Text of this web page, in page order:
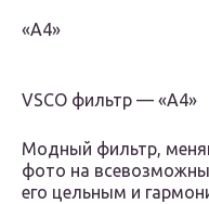
«А4»
VSCO фильтр — «А4»
Модный фильтр,
фото на
его цельным и